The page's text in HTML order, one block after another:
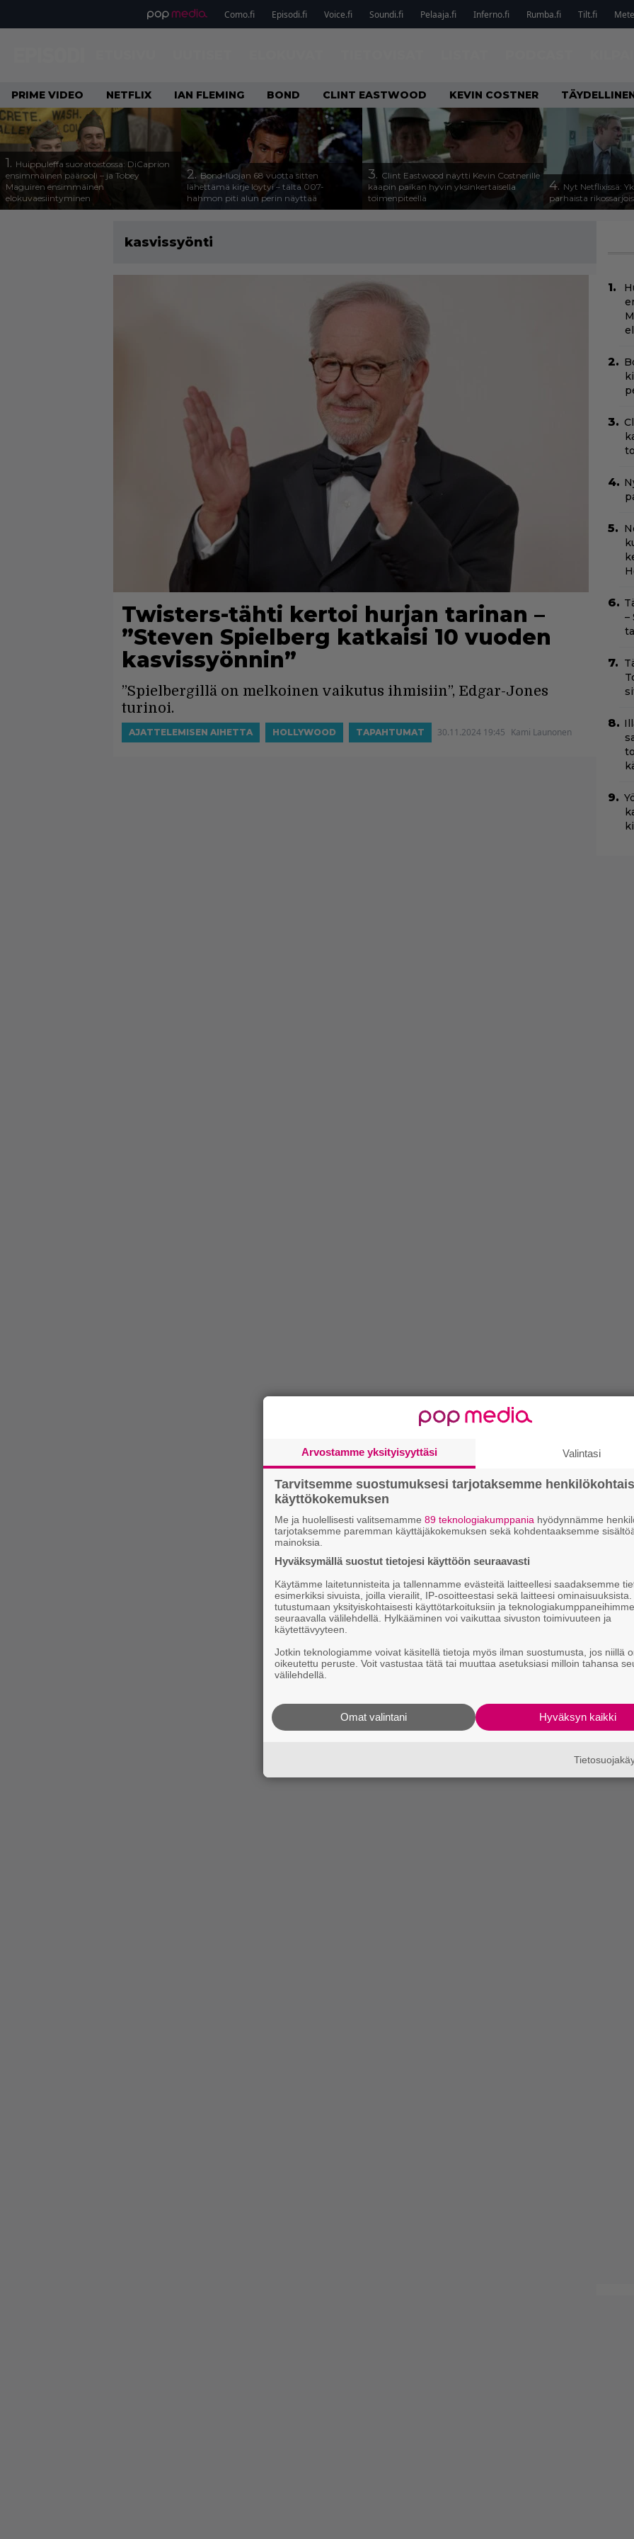
Como.fi Episodi.fi Voice.fi Soundi.fi Pelaaja.fi Inferno.fi Rumba.fi Tilt.fi
PRIME VIDEO NETFLIX IAN FLEMING BOND CLINT EASTWOOD KEVIN COSTNER
1. Huippuleffa suoratoistossa: DiCaprion
ensimmäinen päärooli – ja Tobey
Maguiren ensimmäinen
elokuvaesiintyminen
2.Bond-luojan 68 vuotta sitten
lähettämä kirje löytyi – tältä 007-
hahmon piti alun perin näyttää
3. Clint Eastwood näytti Kevin Costnerille
kaapin paikan hyvin yksinkertaisella
toimenpiteellä
4. Nyt Netflixissä:
parhaista
kasvissyönti
Twisters-tähti kertoi hurjan tarinan –
”Steven Spielberg katkaisi 10 vuoden
kasvissyönnin”
”Spielbergillä on melkoinen vaikutus ihmisiin”, Edgar-Jones
turinoi.
AJATTELEMISEN AIHETTA HOLLYWOOD TAPAHTUMAT 30.11.2024 19:45 Kami Launonen
–
Arvostamme yksityisyyttäsi Valintasi
Tarvitsemme suostumuksesi tarjotaksemme
käyttökokemuksen
Me ja huolellisesti valitsemamme 89 teknologiakumppania hyödynnämme
tarjotaksemme paremman käyttäjäkokemuksen sekä kohdentaaksemme
mainoksia.
Hyväksymällä suostut tietojesi käyttöön seuraavasti
Käytämme laitetunnisteita ja tallennamme evästeitä laitteellesi saadaksemme
esimerkiksi sivuista, joilla vierailit, IP-osoitteestasi sekä laitteesi
tutustumaan yksityiskohtaisesti käyttötarkoituksiin ja teknologiakumppaneihimme
seuraavalla välilehdellä. Hylkääminen voi vaikuttaa sivuston toimivuuteen ja
käytettävyyteen.
Jotkin teknologiamme voivat käsitellä tietoja myös ilman suostumusta, jos niillä
oikeutettu peruste. Voit vastustaa tätä tai muuttaa asetuksiasi milloin tahansa
välilehdellä.
Hyväksyn kaikki
Omat valintani